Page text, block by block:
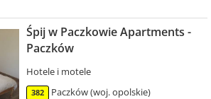
Śpij w Paczkowie Apartments -
Paczków
Hotele i motele
382
Paczków (woj. opolskie)